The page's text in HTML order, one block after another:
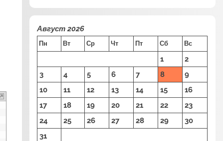
Август 2026
Пн Вт Ср Чт Пт Сб Вс
1
2
3
4 5 6 7 8
9
10
11 12 13 14 15
16
17
18 19 20 21 22
23
24
25 26 27 28 29
30
31